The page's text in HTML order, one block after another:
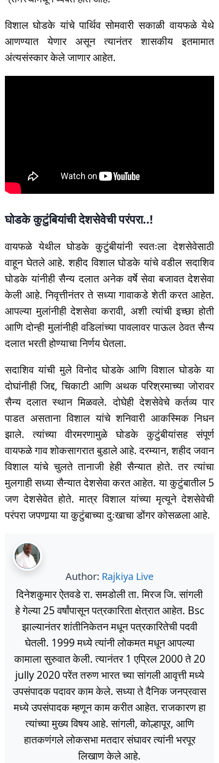
विशाल घोडके यांचे पार्थिव सोमवारी सकाळी वायफळे येथे
आणण्यात येणार असून त्यानंतर शासकीय इतमामात
अंत्यसंस्कार केले जाणार आहेत.
घोडके कुटुंबियांची देशसेवेची परंपरा..!
वायफळे येथील घोडके कुटुंबीयांनी स्वतःला देशसेवेसाठी
वाहून घेतले आहे. शहीद विशाल घोडके यांचे वडील सदाशिव
घोडके यांनीही सैन्य दलात अनेक वर्षे सेवा बजावत देशसेवा
केली आहे. निवृत्तीनंतर ते सध्या गावाकडे शेती करत आहेत.
आपल्या मुलांनीही देशसेवा करावी, अशी त्यांची इच्छा होती
आणि दोन्ही मुलांनीही वडिलांच्या पावलावर पाऊल ठेवत सैन्य
दलात भरती होण्याचा निर्णय घेतला.
सदाशिव यांची मुले विनोद घोडके आणि विशाल घोडके या
दोघांनीही जिद्द, चिकाटी आणि अथक परिश्रमाच्या जोरावर
सैन्य दलात स्थान मिळवले. दोघेही देशसेवेचे कर्तव्य पार
पाडत असताना विशाल यांचे शनिवारी आकस्मिक निधन
झाले. त्यांच्या वीरमरणामुळे घोडके कुटुंबीयांसह संपूर्ण
वायफळे गाव शोकसागरात बुडाले आहे. दरम्यान, शहीद जवान
विशाल यांचे चुलते तानाजी हेही सैन्यात होते. तर त्यांचा
मुलगाही सध्या सैन्यात देशसेवा करत आहेत. या कुटुंबातील 5
जण देशसेवेत होते. मात्र विशाल यांच्या मृत्यूने देशसेवेची
परंपरा जपणार्‍या या कुटुंबाच्या दुःखाचा डोंगर कोसळला आहे.
Author: Rajkiya Live
दिनेशकुमार ऐतवडे रा. समडोली ता. मिरज जि. सांगली
हे गेल्या 25 वर्षांपासून पत्रकारिता क्षेत्रात आहेत. Bsc
झाल्यानंतर शांतीनिकेतन मधून पत्रकारितेची पदवी
घेतली. 1999 मध्ये त्यांनी लोकमत मधून आपल्या
कामाला सुरुवात केली. त्यानंतर 1 एप्रिल 2000 ते 20
jully 2020 परेंत तरुण भारत च्या सांगली आवृत्ती मध्ये
उपसंपादक पदावर काम केले. सध्या ते दैनिक जनप्रवास
मध्ये उपसंपादक म्हणून काम करीत आहेत. राजकारण हा
त्यांच्या मुख्य विषय आहे. सांगली, कोल्हापूर, आणि
हातकणंगले लोकसभा मतदार संघावर त्यांनी भरपूर
लिखाण केले आहे.